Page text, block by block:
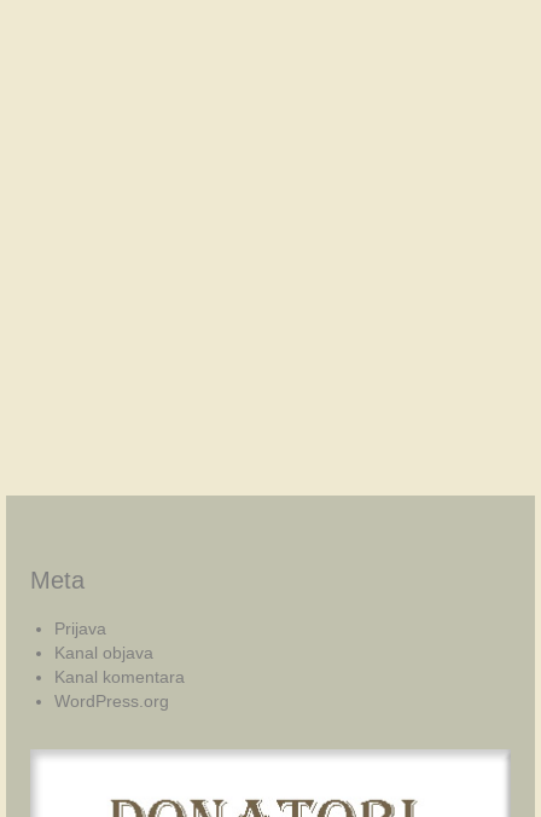
Meta
Prijava
Kanal objava
Kanal komentara
WordPress.org